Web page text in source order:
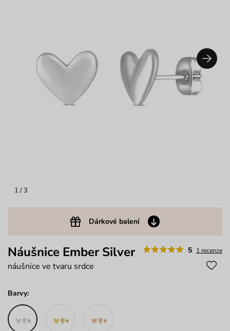
1 / 3
Dárkové balení
5 1 recenze
Náušnice Ember Silver
náušnice ve tvaru srdce
Barvy: